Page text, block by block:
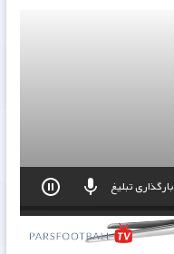
0
seconds
بارگذاری تبلیغ